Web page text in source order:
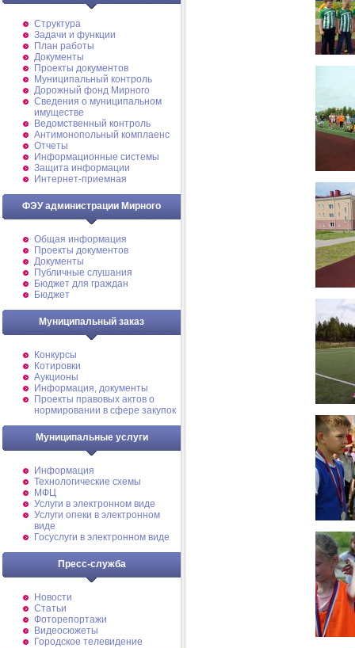
Структура
Задачи и функции
План работы
Документы
Проекты документов
Муниципальный контроль
Дорожный фонд Мирного
Cведения о муниципальном
имуществе
Ведомственный контроль
Антимонопольный комплаенс
Отчеты
Информационные системы
Защита информации
Интернет-приемная
ФЭУ администрации Мирного
Общая информация
Проекты документов
Документы
Публичные слушания
Бюджет для граждан
Бюджет
Муниципальный заказ
Конкурсы
Котировки
Аукционы
Информация, документы
Проекты правовых актов о
нормировании в сфере закупок
Муниципальные услуги
Информация
Технологические схемы
МФЦ
Услуги в электронном виде
Услуги опеки в электронном
виде
Госуслуги в электронном виде
Пресс-служба
Новости
Статьи
Фоторепортажи
Видеосюжеты
Городское телевидение